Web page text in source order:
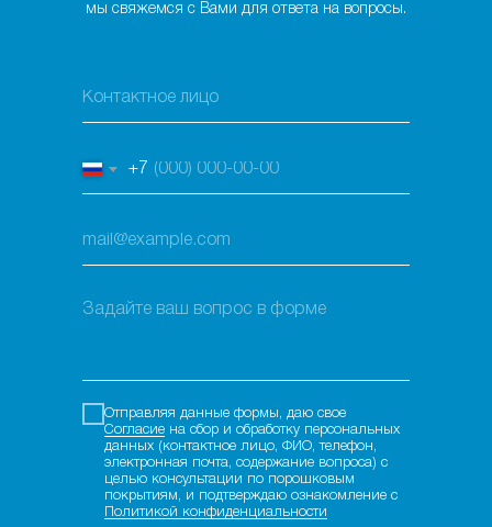
мы свяжемся с Вами для ответа на вопросы.
+7
Отправляя данные формы, даю свое
Согласие на сбор и обработку персональных
данных (контактное лицо, ФИО, телефон,
электронная почта, содержание вопроса) с
целью консультации по порошковым
покрытиям, и подтверждаю ознакомление с
Политикой конфиденциальности